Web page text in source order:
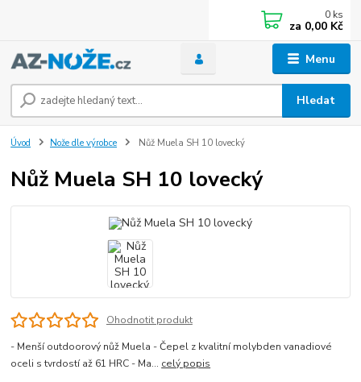
Menu
Hledat
0 ks
za 0,00 Kč
Úvod Nože dle výrobce Nůž Muela SH 10 lovecký
Nůž Muela SH 10 lovecký
Ohodnotit produkt
- Menší outdoorový nůž Muela - Čepel z kvalitní molybden vanadiové
oceli s tvrdostí až 61 HRC - Ma... celý popis